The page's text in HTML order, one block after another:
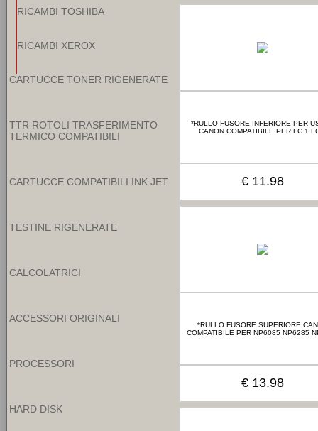
RICAMBI TOSHIBA
RICAMBI XEROX
CARTUCCE TONER RIGENERATE
TTR ROTOLI TRASFERIMENTO
TERMICO COMPATIBILI
CARTUCCE COMPATIBILI INK JET
TESTINE RIGENERATE
CALCOLATRICI
ACCESSORI ORIGINALI
PROCESSORI
HARD DISK
*RULLO FUSORE INFERIORE PER
CANON COMPATIBILE PER FC 1
€ 11.98
*RULLO FUSORE SUPERIORE
COMPATIBILE PER NP6085 NP6285
€ 13.98